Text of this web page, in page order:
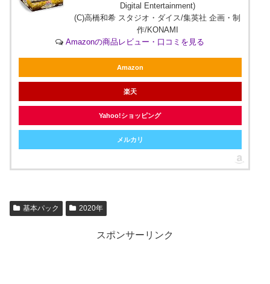
Digital Entertainment)
(C)高橋和希 スタジオ・ダイス/集英社 企画・制
作/KONAMI
Amazonの商品レビュー・口コミを見る
Amazon
楽天
Yahoo!ショッピング
メルカリ
基本パック 2020年
スポンサーリンク